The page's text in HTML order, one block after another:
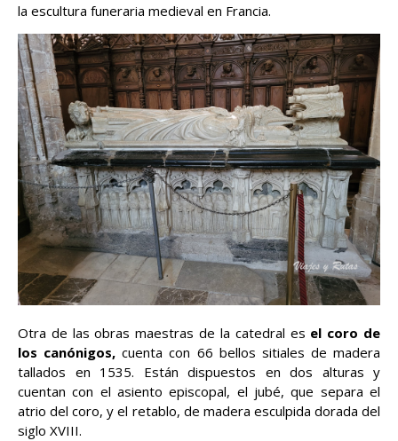
la escultura funeraria medieval en Francia.
Otra de las obras maestras de la catedral es el coro de
los canónigos, cuenta con 66 bellos sitiales de madera
tallados en 1535. Están dispuestos en dos alturas y
cuentan con el asiento episcopal, el jubé, que separa el
atrio del coro, y el retablo, de madera esculpida dorada del
siglo XVIII.